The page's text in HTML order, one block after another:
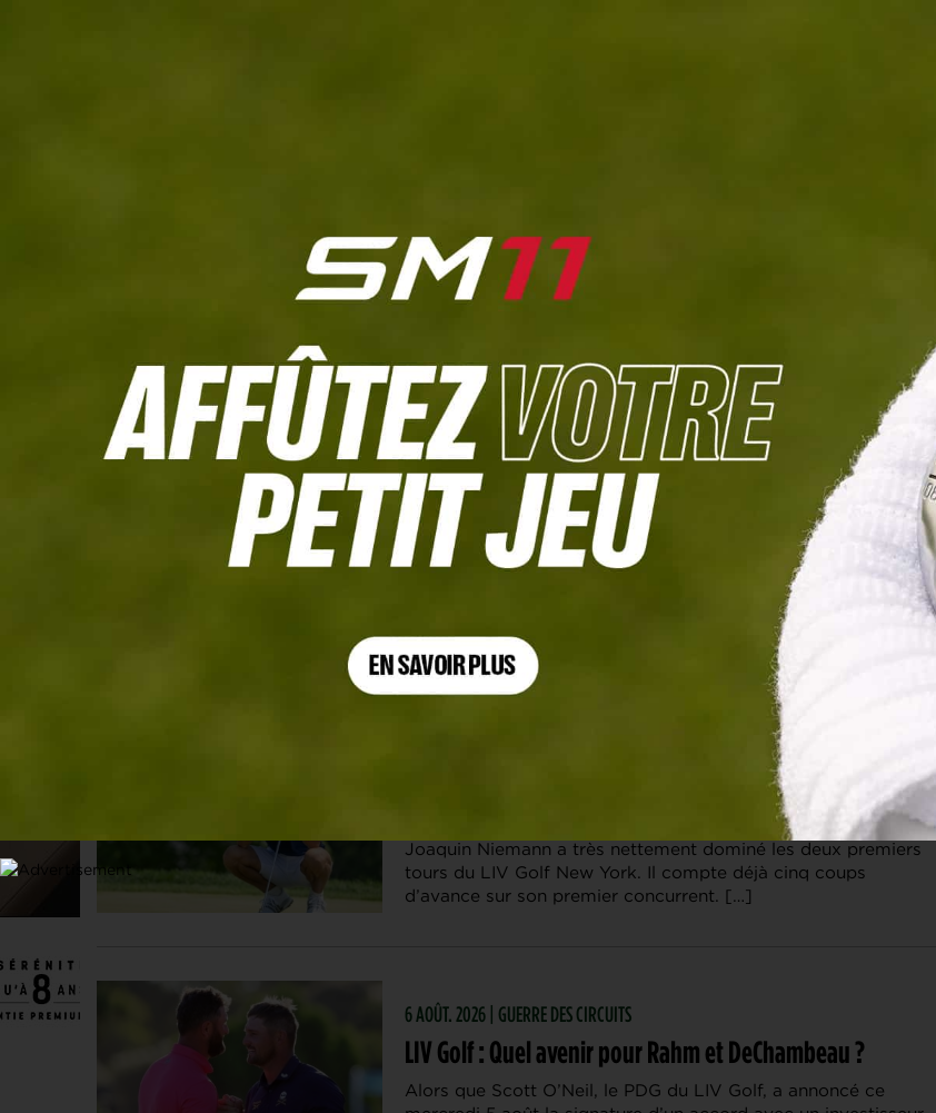
Joaquin Niemann en route pour un neuvième titre, Victor
Joaquin Niemann a très nettement dominé les deux premiers
tours du LIV Golf New York. Il compte déjà cinq coups
d’avance sur son premier concurrent. […]
6 AOÛT. 2026 | GUERRE DES CIRCUITS
LIV Golf : Quel avenir pour Rahm et DeChambeau ?
Alors que Scott O’Neil, le PDG du LIV Golf, a annoncé ce